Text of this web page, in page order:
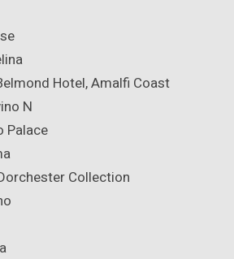
Hotel, Amalfi Coast
N
Palace
Collection